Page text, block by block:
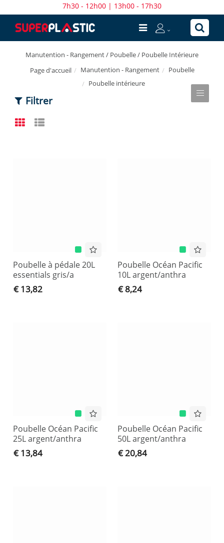
7h30 - 12h00 | 13h00 - 17h30
Manutention - Rangement / Poubelle / Poubelle Intérieure
Page d'accueil
Manutention - Rangement
Poubelle
Poubelle intérieure
Filtrer
Poubelle à pédale 20L
essentials gris/a
€ 13,82
Poubelle Océan Pacific
10L argent/anthra
€ 8,24
Poubelle Océan Pacific
25L argent/anthra
€ 13,84
Poubelle Océan Pacific
50L argent/anthra
€ 20,84